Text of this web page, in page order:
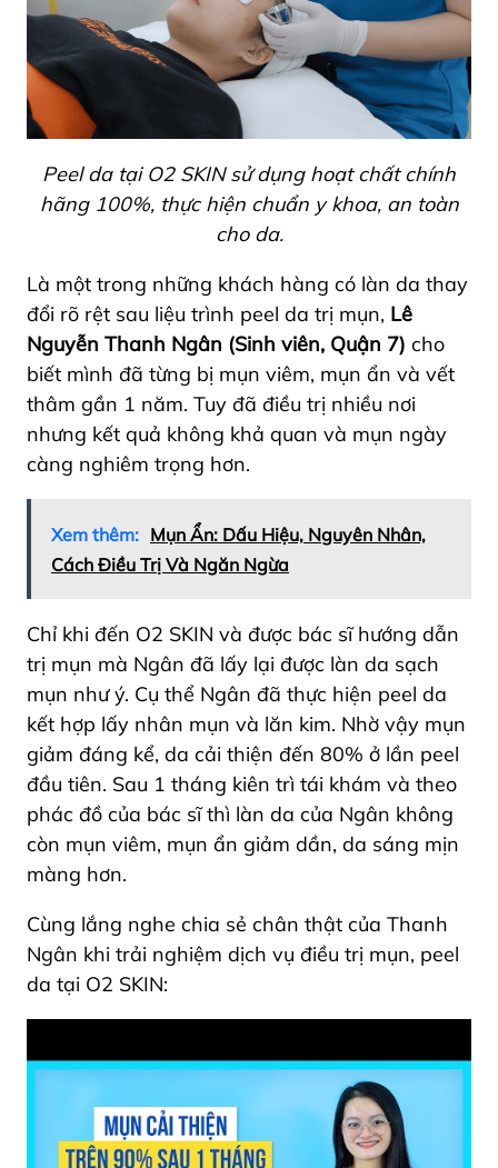
Peel da tại O2 SKIN sử dụng hoạt chất chính
hãng 100%, thực hiện chuẩn y khoa, an toàn
cho da.
Là một trong những khách hàng có làn da thay
đổi rõ rệt sau liệu trình peel da trị mụn, Lê
Nguyễn Thanh Ngân (Sinh viên, Quận 7) cho
biết mình đã từng bị mụn viêm, mụn ẩn và vết
thâm gần 1 năm. Tuy đã điều trị nhiều nơi
nhưng kết quả không khả quan và mụn ngày
càng nghiêm trọng hơn.
Xem thêm: Mụn Ẩn: Dấu Hiệu, Nguyên Nhân,
Cách Điều Trị Và Ngăn Ngừa
Chỉ khi đến O2 SKIN và được bác sĩ hướng dẫn
trị mụn mà Ngân đã lấy lại được làn da sạch
mụn như ý. Cụ thể Ngân đã thực hiện peel da
kết hợp lấy nhân mụn và lăn kim. Nhờ vậy mụn
giảm đáng kể, da cải thiện đến 80% ở lần peel
đầu tiên. Sau 1 tháng kiên trì tái khám và theo
phác đồ của bác sĩ thì làn da của Ngân không
còn mụn viêm, mụn ẩn giảm dần, da sáng mịn
màng hơn.
Cùng lắng nghe chia sẻ chân thật của Thanh
Ngân khi trải nghiệm dịch vụ điều trị mụn, peel
da tại O2 SKIN: